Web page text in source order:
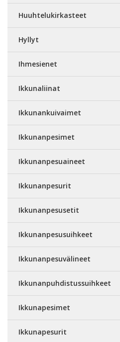
Huuhtelukirkasteet
Hyllyt
Ihmesienet
Ikkunaliinat
Ikkunankuivaimet
Ikkunanpesimet
Ikkunanpesuaineet
Ikkunanpesurit
Ikkunanpesusetit
Ikkunanpesusuihkeet
Ikkunanpesuvälineet
Ikkunanpuhdistussuihkeet
Ikkunapesimet
Ikkunapesurit